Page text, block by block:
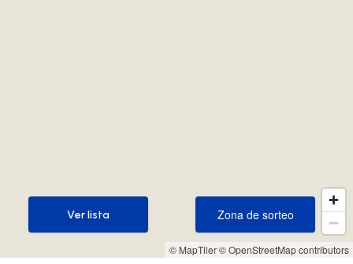
© MapTiler© OpenStreetMap contributors
Zona de sorteo
Zona de sorteo
Ver lista
Ver lista